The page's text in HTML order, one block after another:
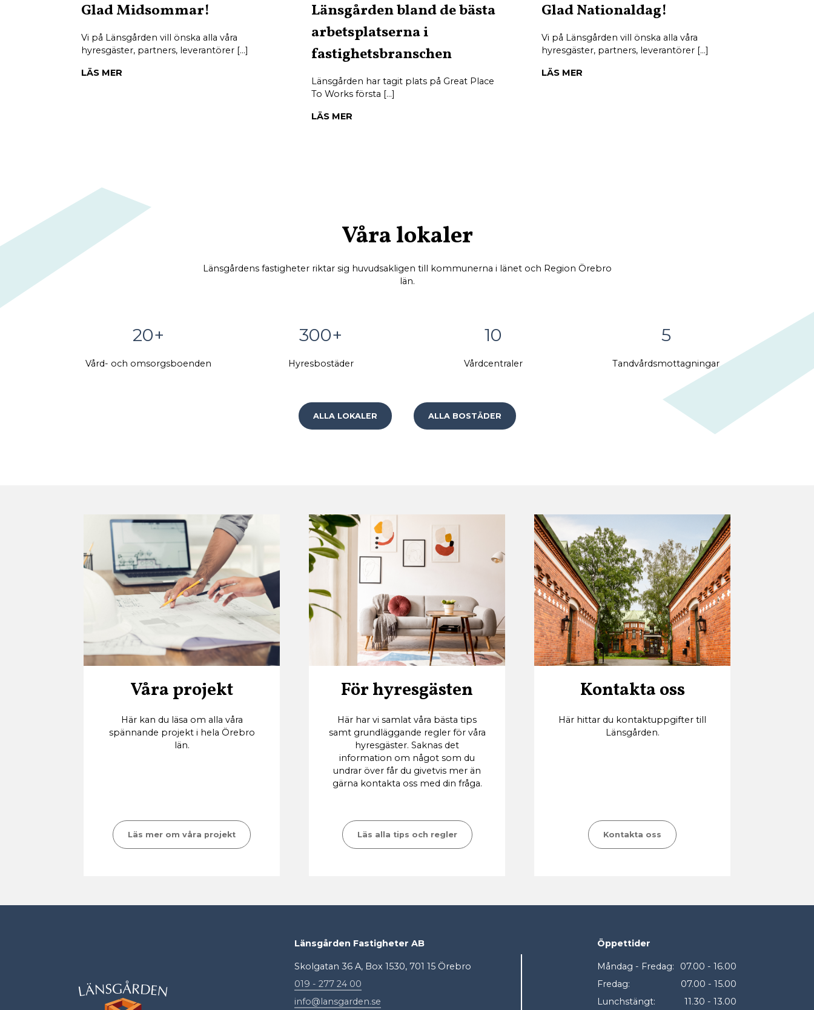
Glad Midsommar!
Vi på Länsgården vill önska alla våra
hyresgäster, partners, leverantörer […]
LÄS MER
Länsgården bland de bästa
arbetsplatserna i
fastighetsbranschen
Länsgården har tagit plats på Great Place
To Works första […]
LÄS MER
Glad Nationaldag!
Vi på Länsgården vill önska alla våra
hyresgäster, partners, leverantörer […]
LÄS MER
Våra lokaler
Länsgårdens fastigheter riktar sig huvudsakligen till kommunerna i länet och Region Örebro
län.
20+
Vård- och omsorgsboenden
300+
Hyresbostäder
10
Vårdcentraler
5
Tandvårdsmottagningar
ALLA LOKALER ALLA BOSTÄDER
Våra projekt
Här kan du läsa om alla våra
spännande projekt i hela Örebro
län.
Läs mer om våra projekt
För hyresgästen
Här har vi samlat våra bästa tips
samt grundläggande regler för våra
hyresgäster. Saknas det
information om något som du
undrar över får du givetvis mer än
gärna kontakta oss med din fråga.
Läs alla tips och regler
Kontakta oss
Här hittar du kontaktuppgifter till
Länsgården.
Kontakta oss
Länsgården Fastigheter AB
Skolgatan 36 A, Box 1530, 701 15 Örebro
019 - 277 24 00
info@lansgarden.se
Öppettider
Måndag - Fredag:
07.00 - 16.00
Fredag:
07.00 - 15.00
Lunchstängt:
11.30 - 13.00